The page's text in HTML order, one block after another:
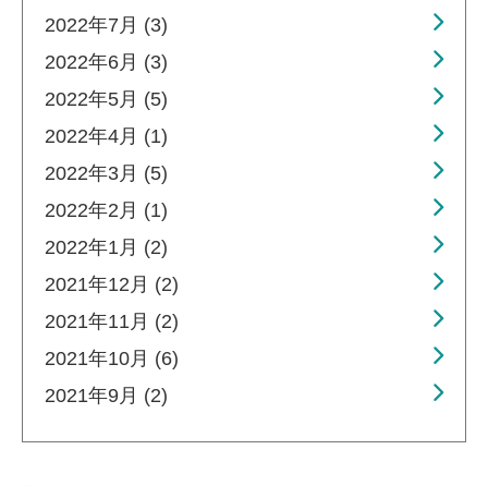
2022年7月 (3)
2022年6月 (3)
2022年5月 (5)
2022年4月 (1)
2022年3月 (5)
2022年2月 (1)
2022年1月 (2)
2021年12月 (2)
2021年11月 (2)
2021年10月 (6)
2021年9月 (2)